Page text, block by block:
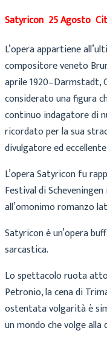
Satyricon 25 Agosto
L’opera appartiene
compositore veneto
aprile 1920–Darmstadt,
considerato una figura
continuo indagatore di
ricordato per la sua
divulgatore ed
L’opera Satyricon fu
Festival di
all’omonimo romanzo
Satyricon è un’opera
sarcastica.
Lo spettacolo ruota
Petronio, la cena di
ostentata volgarità è
un mondo che volge alla